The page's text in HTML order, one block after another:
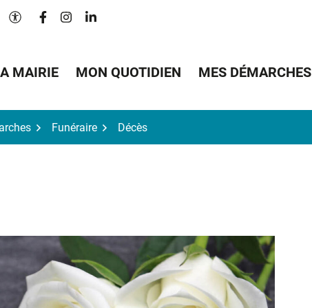
Paramètres d'accessibilité
Lien vers le compte Facebook
Lien vers le compte Instagram
Lien vers le compte Linkedin
MAIRIE MON QUOTIDIEN MES DÉMARCHES
Funéraire Décès